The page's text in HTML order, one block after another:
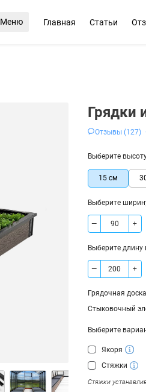
Меню Главная Статьи
Грядки
Отзывы (127)
Выберите
15 см
Выберите
— +
Выберите длину
— +
Грядочная
Стыковочный
Выберите
Якоря
Стяжки
Стяжки